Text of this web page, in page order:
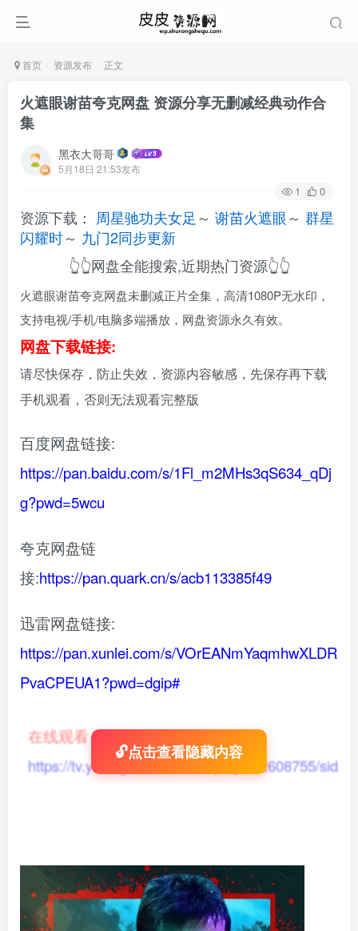
首页 资源发布 正文
火遮眼谢苗夸克网盘 资源分享无删减经典动作合
集
黑衣大哥哥
5月18日 21:53发布
1 0
资源下载： 周星驰功夫女足 ～ 谢苗火遮眼～ 群星
闪耀时～ 九门2同步更新
👆👆网盘全能搜索,近期热门资源👆👆
火遮眼谢苗夸克网盘未删减正片全集，高清1080P无水印，
支持电视/手机/电脑多端播放，网盘资源永久有效。
网盘下载链接:
请尽快保存，防止失效，资源内容敏感，先保存再下载
手机观看，否则无法观看完整版
百度网盘链接:
https://pan.baidu.com/s/1Fl_m2MHs3qS634_qDj
g?pwd=5wcu
夸克网盘链
接:https://pan.quark.cn/s/acb113385f49
迅雷网盘链接:
https://pan.xunlei.com/s/VOrEANmYaqmhwXLDR
PvaCPEUA1?pwd=dgip#
在线观看：
https://tv.yikong666.com/vod/play/id/2608755/sid/
🔓点击查看隐藏内容